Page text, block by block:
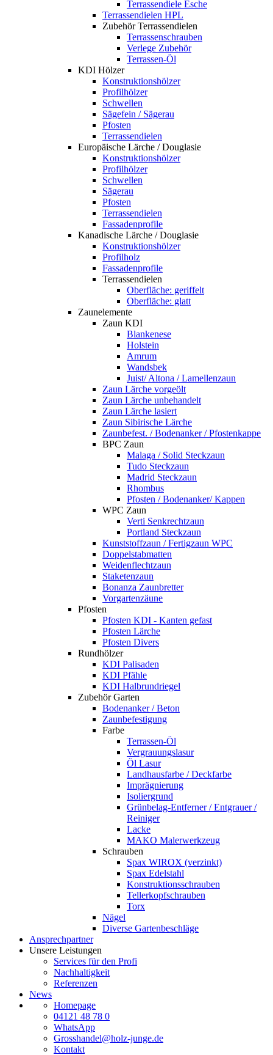
Terrassendiele Esche
Terrassendielen HPL
Zubehör Terrassendielen
Terrassenschrauben
Verlege Zubehör
Terrassen-Öl
KDI Hölzer
Konstruktionshölzer
Profilhölzer
Schwellen
Sägefein / Sägerau
Pfosten
Terrassendielen
Europäische Lärche / Douglasie
Konstruktionshölzer
Profilhölzer
Schwellen
Sägerau
Pfosten
Terrassendielen
Fassadenprofile
Kanadische Lärche / Douglasie
Konstruktionshölzer
Profilholz
Fassadenprofile
Terrassendielen
Oberfläche: geriffelt
Oberfläche: glatt
Zaunelemente
Zaun KDI
Blankenese
Holstein
Amrum
Wandsbek
Juist/ Altona / Lamellenzaun
Zaun Lärche vorgeölt
Zaun Lärche unbehandelt
Zaun Lärche lasiert
Zaun Sibirische Lärche
Zaunbefest. / Bodenanker / Pfostenkappe
BPC Zaun
Malaga / Solid Steckzaun
Tudo Steckzaun
Madrid Steckzaun
Rhombus
Pfosten / Bodenanker/ Kappen
WPC Zaun
Verti Senkrechtzaun
Portland Steckzaun
Kunststoffzaun / Fertigzaun WPC
Doppelstabmatten
Weidenflechtzaun
Staketenzaun
Bonanza Zaunbretter
Vorgartenzäune
Pfosten
Pfosten KDI - Kanten gefast
Pfosten Lärche
Pfosten Divers
Rundhölzer
KDI Palisaden
KDI Pfähle
KDI Halbrundriegel
Zubehör Garten
Bodenanker / Beton
Zaunbefestigung
Farbe
Terrassen-Öl
Vergrauungslasur
Öl Lasur
Landhausfarbe / Deckfarbe
Imprägnierung
Isoliergrund
Grünbelag-Entferner / Entgrauer /
Reiniger
Lacke
MAKO Malerwerkzeug
Schrauben
Spax WIROX (verzinkt)
Spax Edelstahl
Konstruktionsschrauben
Tellerkopfschrauben
Torx
Nägel
Diverse Gartenbeschläge
Ansprechpartner
Unsere Leistungen
Services für den Profi
Nachhaltigkeit
Referenzen
News
Homepage
04121 48 78 0
WhatsApp
Grosshandel@holz-junge.de
Kontakt